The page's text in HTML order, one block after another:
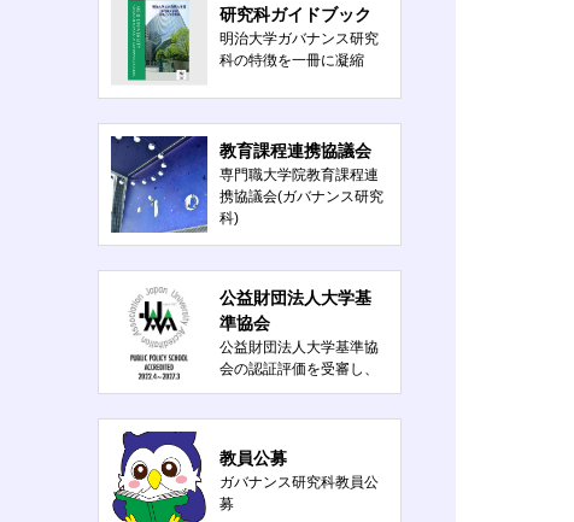
研究科ガイドブック
明治大学ガバナンス研究
科の特徴を一冊に凝縮
教育課程連携協議会
専門職大学院教育課程連
携協議会(ガバナンス研究
科)
公益財団法人大学基
準協会
公益財団法人大学基準協
会の認証評価を受審し、
「公共政策系専門職大学
教員公募
ガバナンス研究科教員公
募